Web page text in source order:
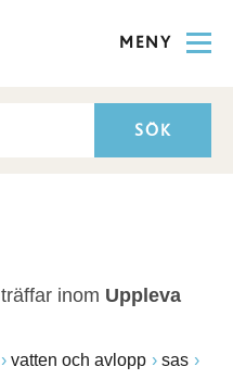
MENY
träffar inom Uppleva
vatten och avlopp sas